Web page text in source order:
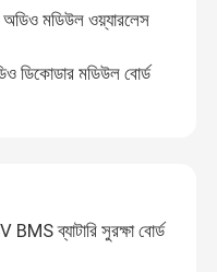
অডিও মডিউল ওয়্যারলেস
ডিকোডার মডিউল বোর্ড
ব্যাটারি সুরক্ষা বোর্ড